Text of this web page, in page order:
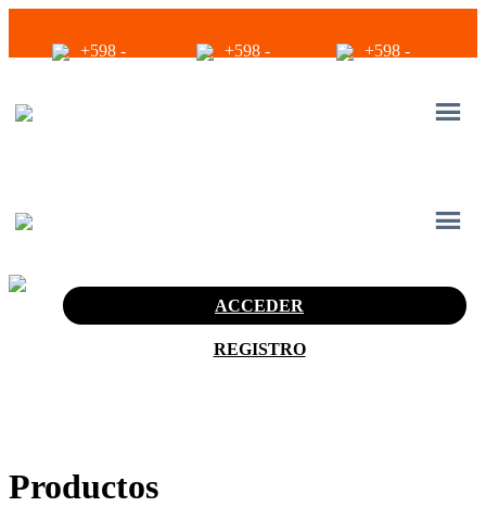
+598 - +598 - +598 -
infoventas@corinrentup.com.uy
ACCEDER
REGISTRO
Productos